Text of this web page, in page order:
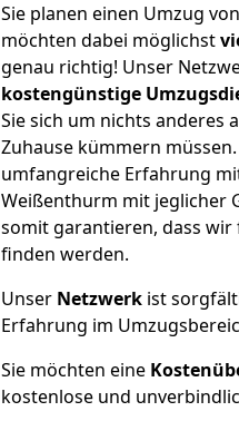
Sie planen einen Umzug
möchten dabei möglichst
genau richtig! Unser
kostengünstige
Sie sich um nichts anderes
Zuhause kümmern
umfangreiche Erfahrung
Weißenthurm mit jeglicher
somit garantieren, dass wir
finden werden.
Unser Netzwerk ist
Erfahrung im
Sie möchten eine
kostenlose und